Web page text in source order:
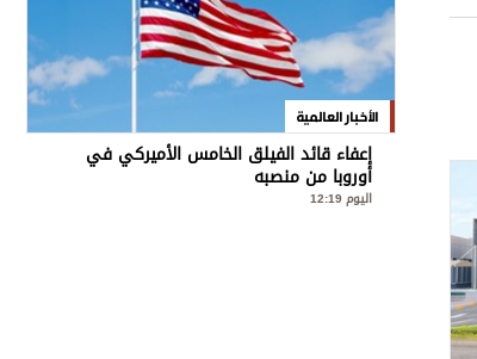
الأخبار العالمية
إعفاء قائد الفيلق الخامس الأميركي في
أوروبا من منصبه
اليوم 12:19